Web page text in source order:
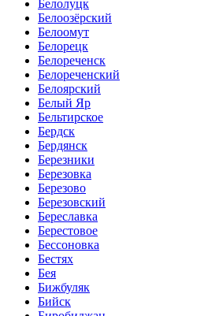
Белолуцк
Белоозёрский
Белоомут
Белорецк
Белореченск
Белореченский
Белоярский
Белый Яр
Бельтирское
Бердск
Бердянск
Березники
Березовка
Березово
Березовский
Береславка
Берестовое
Бессоновка
Бестях
Бея
Бижбуляк
Бийск